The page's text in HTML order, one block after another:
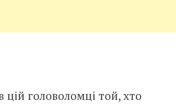
головоломці той, хто